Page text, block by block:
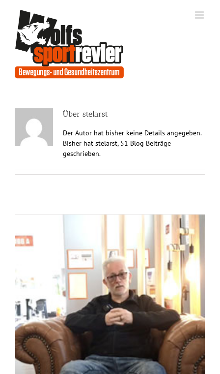
springen
Über stelarst
Der Autor hat bisher keine Details angegeben.
Bisher hat stelarst, 51 Blog Beiträge
geschrieben.